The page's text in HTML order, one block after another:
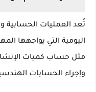
تُعد العمليات الحسابية
اليومية التي يواجهها
مثل حساب كميات
وإجراء الحسابات